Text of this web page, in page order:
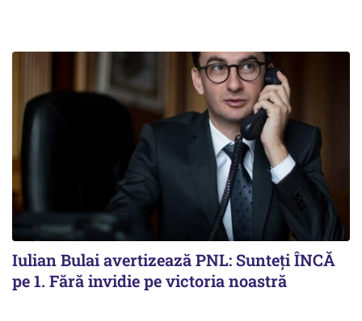
Iulian Bulai avertizează PNL: Sunteți ÎNCĂ
pe 1. Fără invidie pe victoria noastră